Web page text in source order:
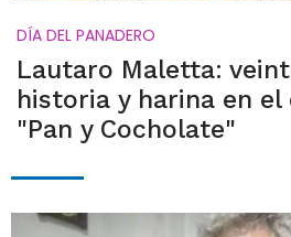
DÍA DEL PANADERO
Lautaro Maletta:
historia y harina en el
"Pan y Cocholate"